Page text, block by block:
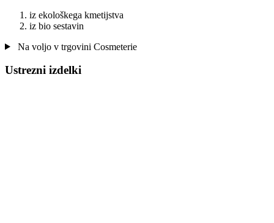
iz ekološkega kmetijstva
iz bio sestavin
Na voljo v trgovini Cosmeterie
Ustrezni izdelki